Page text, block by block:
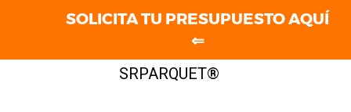
SRPARQUET®
SOLICITA TU PRESUPUESTO AQUÍ
⇐